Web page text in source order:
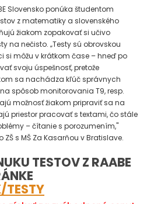
Slovensko ponúka študentom
z matematiky a slovenského
žiakom zopakovať si učivo
na nečisto. „Testy sú obrovskou
si môžu v krátkom čase – hneď po
svoju úspešnosť, pretože
sa nachádza kľúč správnych
spôsob monitorovania T9, resp.
možnosť žiakom pripraviť sa na
priestor pracovať s textami, čo stále
– čítanie s porozumením,"
s MŠ Za Kasarňou v Bratislave.
TESTOV Z RAABE
TESTY